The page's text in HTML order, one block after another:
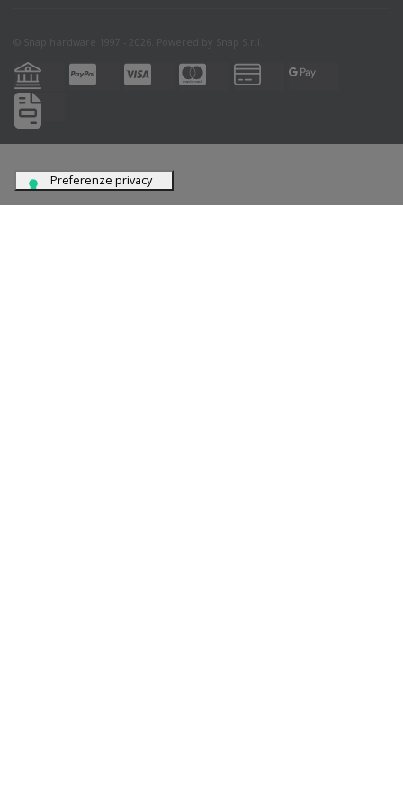
© Snap hardware 1997 - 2026. Powered by Snap S.r.l.